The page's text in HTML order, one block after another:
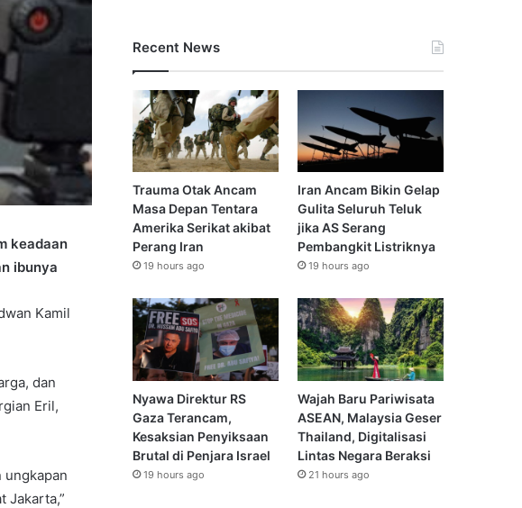
keadaan
ibunya
Kamil
dan
Eril,
ungkapan
Jakarta,”
Recent News
Trauma Otak Ancam
Masa Depan Tentara
Amerika Serikat akibat
Perang Iran
19 hours ago
Iran Ancam Bikin Gelap
Gulita Seluruh Teluk
jika AS Serang
Pembangkit Listriknya
19 hours ago
Nyawa Direktur RS
Gaza Terancam,
Kesaksian Penyiksaan
Brutal di Penjara Israel
19 hours ago
Wajah Baru Pariwisata
ASEAN, Malaysia Geser
Thailand, Digitalisasi
Lintas Negara Beraksi
21 hours ago